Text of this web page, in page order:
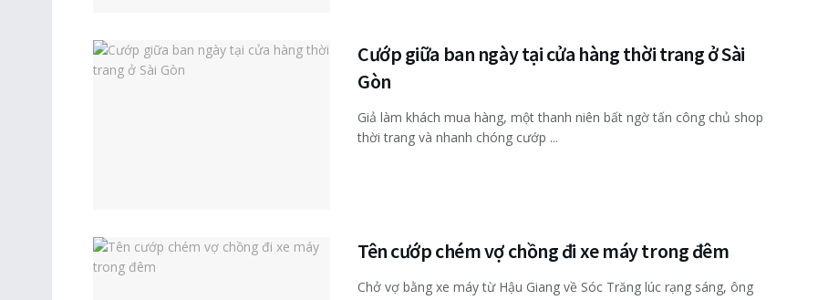
Cướp giữa ban ngày tại cửa hàng thời trang ở Sài
Gòn
Giả làm khách mua hàng, một thanh niên bất ngờ tấn công chủ shop
thời trang và nhanh chóng cướp ...
Tên cướp chém vợ chồng đi xe máy trong đêm
Chở vợ bằng xe máy từ Hậu Giang về Sóc Trăng lúc rạng sáng, ông